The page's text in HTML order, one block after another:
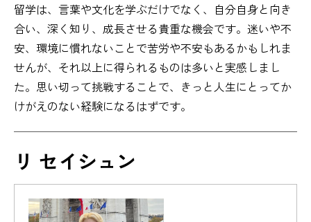
留学は、言葉や文化を学ぶだけでなく、自分自身と向き
合い、深く知り、成長させる貴重な機会です。迷いや不
安、環境に慣れないことで苦労や不安もあるかもしれま
せんが、それ以上に得られるものは多いと実感しまし
た。思い切って挑戦することで、きっと人生にとってか
けがえのない経験になるはずです。
リ セイシュン